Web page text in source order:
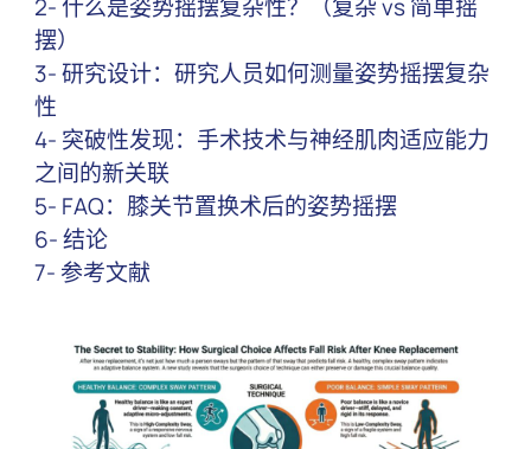
2- 什么是姿势摇摆复杂性？（复杂 vs 简单摇
摆）
3- 研究设计：研究人员如何测量姿势摇摆复杂
性
4- 突破性发现：手术技术与神经肌肉适应能力
之间的新关联
5- FAQ：膝关节置换术后的姿势摇摆
6- 结论
7- 参考文献